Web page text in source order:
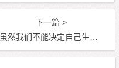
下一篇 >
虽然我们不能决定自己生命的长度，但可以拓宽它的宽度